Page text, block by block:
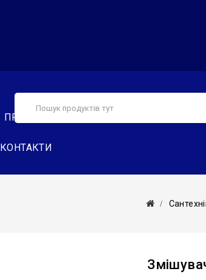
ПРО НАС
КОНТАКТИ